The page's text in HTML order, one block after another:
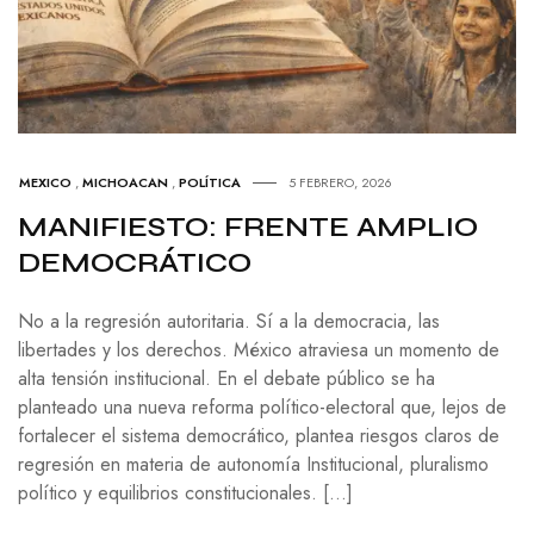
MEXICO ,MICHOACAN ,POLÍTICA 5 FEBRERO, 2026
MANIFIESTO: FRENTE AMPLIO
DEMOCRÁTICO
No a la regresión autoritaria. Sí a la democracia, las
libertades y los derechos. México atraviesa un momento de
alta tensión institucional. En el debate público se ha
planteado una nueva reforma político-electoral que, lejos de
fortalecer el sistema democrático, plantea riesgos claros de
regresión en materia de autonomía Institucional, pluralismo
político y equilibrios constitucionales. […]